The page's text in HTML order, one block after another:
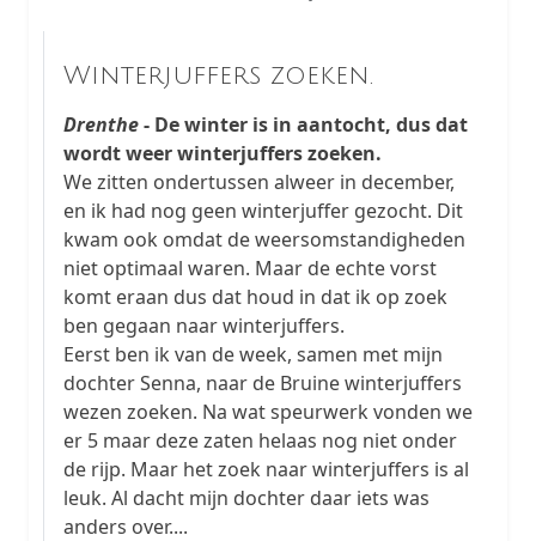
Winterjuffers zoeken.
Drenthe- De winter is in aantocht, dus dat
wordt weer winterjuffers zoeken.
We zitten ondertussen alweer in december,
en ik had nog geen winterjuffer gezocht. Dit
kwam ook omdat de weersomstandigheden
niet optimaal waren. Maar de echte vorst
komt eraan dus dat houd in dat ik op zoek
ben gegaan naar winterjuffers.
Eerst ben ik van de week, samen met mijn
dochter Senna, naar de Bruine winterjuffers
wezen zoeken. Na wat speurwerk vonden we
er 5 maar deze zaten helaas nog niet onder
de rijp. Maar het zoek naar winterjuffers is al
leuk. Al dacht mijn dochter daar iets was
anders over....